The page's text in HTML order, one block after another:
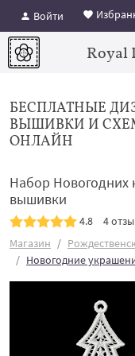
Войти
Royal
БЕСПЛАТНЫЕ
ВЫШИВКИ И
ОНЛАЙН
Набор
вышивки
4.8 4
Магазин
Новогодние